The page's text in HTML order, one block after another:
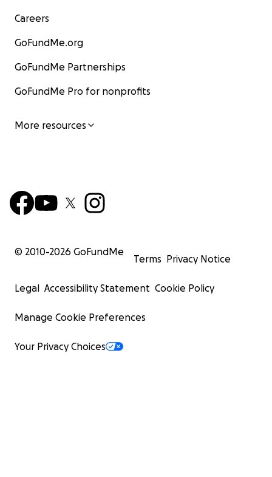
Careers
GoFundMe.org
GoFundMe Partnerships
GoFundMe Pro for nonprofits
More resources
© 2010-2026 GoFundMe
Terms Privacy Notice
Legal Accessibility Statement Cookie Policy
Manage Cookie Preferences
Your Privacy Choices